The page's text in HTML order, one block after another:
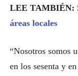
LEE TAMBIÉN:
áreas locales
“Nosotros somos
en los sesenta y